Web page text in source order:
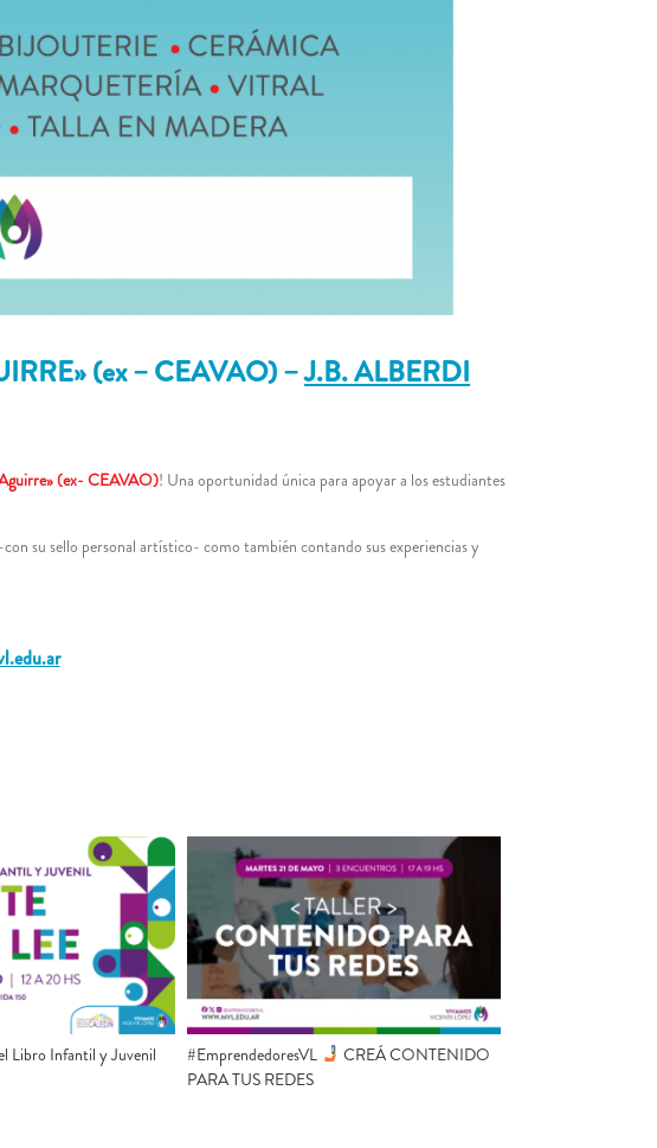
(ex – CEAVAO) –J.B. ALBERDI
(ex- CEAVAO)! Una oportunidad única para apoyar a los estudiantes
su sello personal artístico- como también contando sus experiencias y
Libro Infantil y Juvenil
#EmprendedoresVL
CREÁ CONTENIDO
PARA TUS REDES